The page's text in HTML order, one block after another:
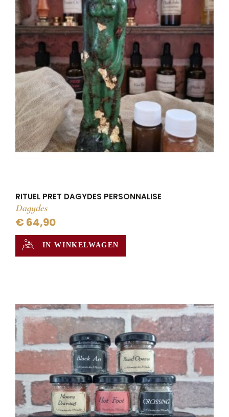
RITUEL PRET DAGYDES PERSONNALISE
Dagydes
€ 64,90
IN WINKELWAGEN